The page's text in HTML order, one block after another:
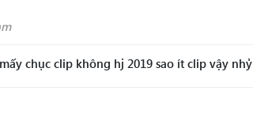
chục clip không hj 2019 sao ít clip vậy nhỷ